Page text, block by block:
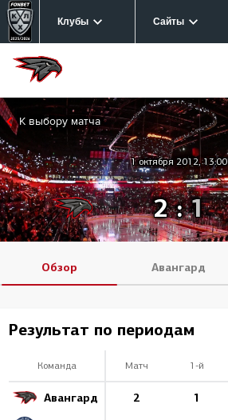
Клубы Сайты
К выбору матча
1 октября 2012, 13:00
2:1
Обзор Авангард
Результат по периодам
Команда Матч 1-й
Авангард 2 1